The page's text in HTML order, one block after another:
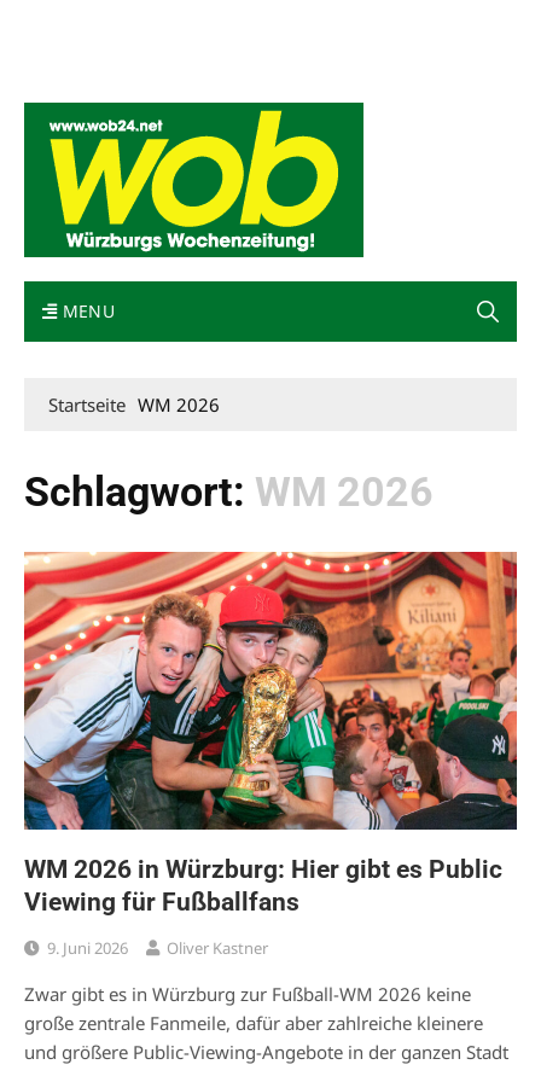
MENU
Startseite WM 2026
Schlagwort: WM 2026
WM 2026 in Würzburg: Hier gibt es Public
Viewing für Fußballfans
9. Juni 2026 Oliver Kastner
Zwar gibt es in Würzburg zur Fußball-WM 2026 keine
große zentrale Fanmeile, dafür aber zahlreiche kleinere
und größere Public-Viewing-Angebote in der ganzen Stadt